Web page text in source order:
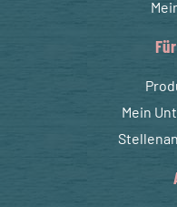
Mein